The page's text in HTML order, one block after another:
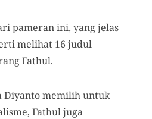
pameran ini, yang jelas
melihat 16 judul
Fathul.
Diyanto memilih untuk
Fathul juga